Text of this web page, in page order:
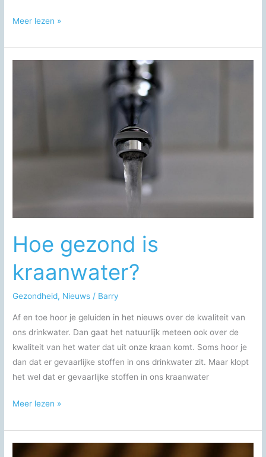
Waar
kraanwater
Meer lezen »
Hoe gezond is
kraanwater?
Gezondheid, Nieuws / Barry
Af en toe hoor je geluiden in het nieuws over de kwaliteit van
ons drinkwater. Dan gaat het natuurlijk meteen ook over de
kwaliteit van het water dat uit onze kraan komt. Soms hoor je
dan dat er gevaarlijke stoffen in ons drinkwater zit. Maar klopt
het wel dat er gevaarlijke stoffen in ons kraanwater
Hoe
is
Meer lezen »